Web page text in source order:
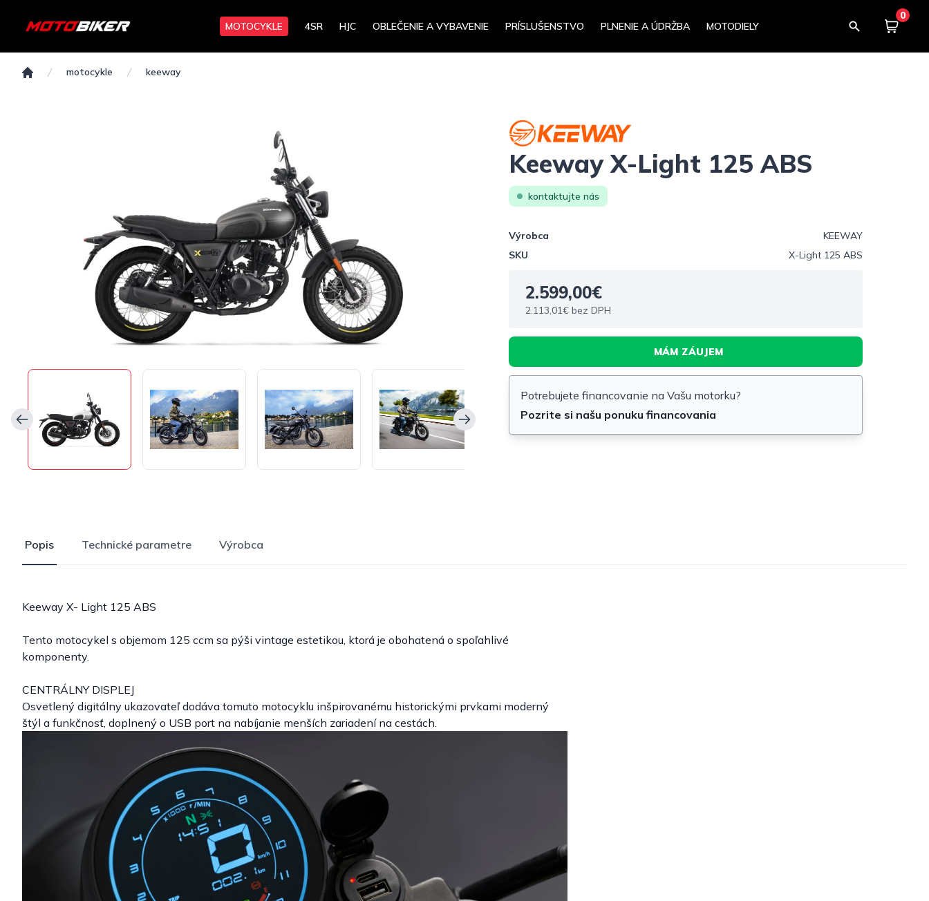
MOTOCYKLE 4SR HJC OBLEČENIE A VYBAVENIE PRÍSLUŠENSTVO PLNENIE A ÚDRŽBA MOTODIELY
0
Košík
motocykle keeway
Keeway X-Light 125 ABS
kontaktujte nás
Výrobca
KEEWAY
SKU
X-Light 125 ABS
2.599,00€
2.113,01€ bez DPH
MÁM ZÁUJEM
Potrebujete financovanie na Vašu motorku?
Pozrite si našu ponuku financovania
Popis Technické parametre Výrobca
Keeway X- Light 125 ABS
Tento motocykel s objemom 125 ccm sa pýši vintage estetikou, ktorá je obohatená o spoľahlivé
komponenty.
CENTRÁLNY DISPLEJ
Osvetlený digitálny ukazovateľ dodáva tomuto motocyklu inšpirovanému historickými prvkami moderný
štýl a funkčnosť, doplnený o USB port na nabíjanie menších zariadení na cestách.